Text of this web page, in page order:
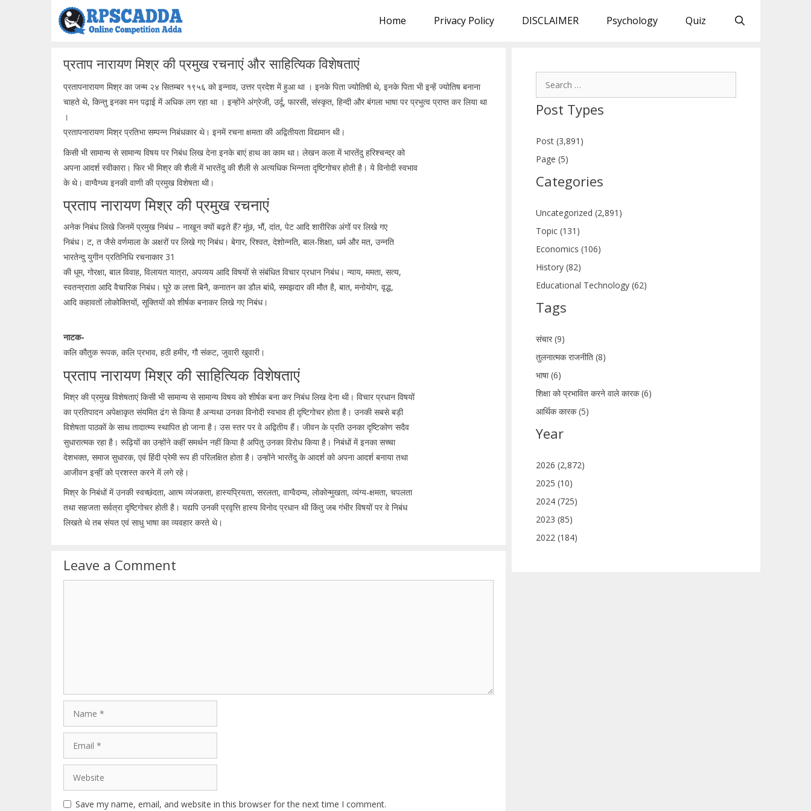
Home Privacy Policy DISCLAIMER Psychology Quiz
प्रताप नारायण मिश्र की प्रमुख रचनाएं और साहित्यिक विशेषताएं
प्रतापनारायण मिश्र का जन्म २४ सितम्बर १९५६ को इन्नाव, उत्तर प्रदेश में हुआ था । इनके पिता ज्योतिषी थे, इनके पिता भी इन्हें ज्योतिष बनाना
चाहते थे, किन्तु इनका मन पढ़ाई में अधिक लग रहा था । इन्होंने अंग्रेजी, उर्दू, फारसी, संस्कृत, हिन्दी और बंगला भाषा पर प्रभुत्व प्राप्त कर लिया था
।
प्रतापनारायण मिश्र प्रतिभा सम्पन्न निबंधकार थे। इनमें रचना क्षमता की अद्वितीयता विद्यमान थी।
किसी भी सामान्य से सामान्य विषय पर निबंध लिख देना इनके बाएं हाथ का काम था। लेखन कला में भारतेंदु हरिश्चन्द्र को
अपना आदर्श स्वीकारा। फिर भी मिश्र की शैली में भारतेंदु की शैली से अत्यधिक भिन्नता दृष्टिगोचर होती है। ये विनोदी स्वभाव
के थे। वाग्वैग्ध्य इनकी वाणी की प्रमुख विशेषता थी।
प्रताप नारायण मिश्र की प्रमुख रचनाएं
अनेक निबंध लिखे जिनमें प्रमुख निबंध – नाखून क्यों बढ़ते हैं? मूंछ, भौं, दांत, पेट आदि शारीरिक अंगों पर लिखे गए
निबंध। ट, त जैसे वर्णमाला के अक्षरों पर लिखे गए निबंध। बेगार, रिश्वत, देशोन्नति, बाल-शिक्षा, धर्म और मत, उन्नति
भारतेन्दु युगीन प्रतिनिधि रचनाकार 31
की धूम, गोरक्षा, बाल विवाह, विलायत यात्रा, अपव्यय आदि विषयों से संबंधित विचार प्रधान निबंध। न्याय, ममता, सत्य,
स्वतन्त्राता आदि वैचारिक निबंध। घूरे क लत्ता बिनै, कनातन का डौल बांधै, समझदार की मौत है, बात, मनोयोग, वृद्ध,
आदि कहावतों लोकोक्तियों, सूक्तियों को शीर्षक बनाकर लिखे गए निबंध।
नाटक-
कलि कौतुक रूपक, कलि प्रभाव, हठी हमीर, गौ संकट, जुवारी खुवारी।
प्रताप नारायण मिश्र की साहित्यिक विशेषताएं
मिश्र की प्रमुख विशेषताएं किसी भी सामान्य से सामान्य विषय को शीर्षक बना कर निबंध लिख देना थी। विचार प्रधान विषयों
का प्रतिपादन अपेक्षाकृत संयमित ढंग से किया है अन्यथा उनका विनोदी स्वभाव ही दृष्टिगोचर होता है। उनकी सबसे बड़ी
विशेषता पाठकों के साथ तादात्म्य स्थापित हो जाना है। उस स्तर पर वे अद्वितीय हैं। जीवन के प्रति उनका दृष्टिकोण सदैव
सुधारात्मक रहा है। रूढ़ियों का उन्होंने कहीं समर्थन नहीं किया है अपितु उनका विरोध किया है। निबंधों में इनका सच्चा
देशभक्त, समाज सुधारक, एवं हिंदी प्रेमी रूप ही परिलक्षित होता है। उन्होंने भारतेंदु के आदर्श को अपना आदर्श बनाया तथा
आजीवन इन्हीं को प्रशस्त करने में लगे रहे।
मिश्र के निबंधों में उनकी स्वच्छंदता, आत्म व्यंजकता, हास्यप्रियता, सरलता, वाग्वैदम्य, लोकोन्मुखता, व्यंग्य-क्षमता, चपलता
तथा सहजता सर्वत्रा दृष्टिगोचर होती है। यद्यपि उनकी प्रवृत्ति हास्य विनोद प्रधान थी किंतु जब गंभीर विषयों पर वे निबंध
लिखते थे तब संयत एवं साधु भाषा का व्यवहार करते थे।
Leave a Comment
Save my name, email, and website in this browser for the next time I comment.
Post Types
Post (3,891)
Page (5)
Categories
Uncategorized (2,891)
Topic (131)
Economics (106)
History (82)
Educational Technology (62)
Tags
संचार (9)
तुलनात्मक राजनीति (8)
भाषा (6)
शिक्षा को प्रभावित करने वाले कारक (6)
आर्थिक कारक (5)
Year
2026 (2,872)
2025 (10)
2024 (725)
2023 (85)
2022 (184)